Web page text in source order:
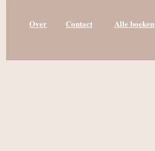
Over Contact Alle boeken